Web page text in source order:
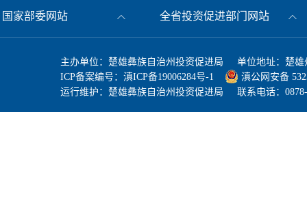
国家部委网站 全省投资促进部门网站
主办单位：楚雄彝族自治州投资促进局 单位地址：楚
ICP备案编号： 滇ICP备19006284号-1
滇公网安备
运行维护：楚雄彝族自治州投资促进局 联系电话：